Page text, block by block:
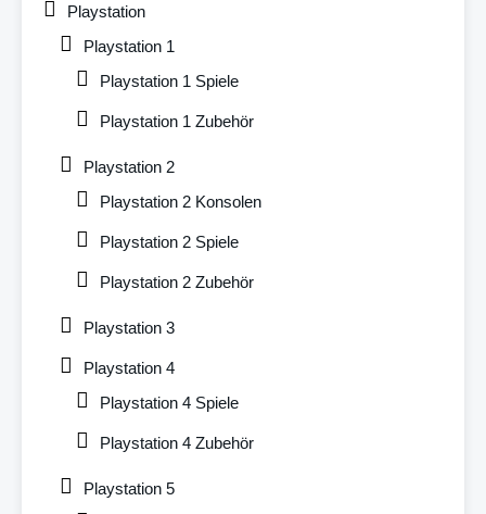
Playstation
Playstation 1
Playstation 1 Spiele
Playstation 1 Zubehör
Playstation 2
Playstation 2 Konsolen
Playstation 2 Spiele
Playstation 2 Zubehör
Playstation 3
Playstation 4
Playstation 4 Spiele
Playstation 4 Zubehör
Playstation 5